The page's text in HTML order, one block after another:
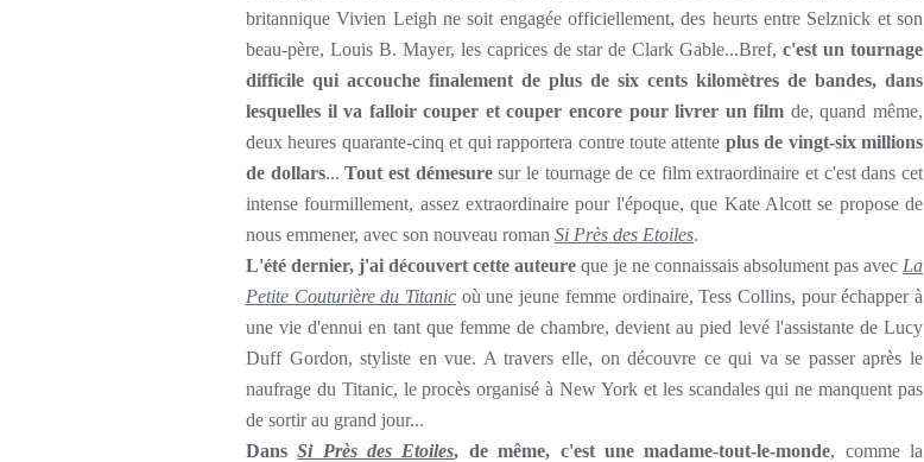
britannique Vivien Leigh ne soit engagée officiellement, des heurts entre Selznick et son
beau-père, Louis B. Mayer, les caprices de star de Clark Gable...Bref,c'est un tournage
difficile qui accouche finalement de plus de six cents kilomètres de bandes, dans
lesquelles il va falloir couper et couper encore pour livrer un film de, quand même,
deux heures quarante-cinq et qui rapportera contre toute attente plus de vingt-six millions
de dollars...Tout est démesuresur le tournage de ce film extraordinaire et c'est dans cet
intense fourmillement, assez extraordinaire pour l'époque, que Kate Alcott se propose de
nous emmener, avec son nouveau roman Si Près des Etoiles.
L'été dernier, j'ai découvert cette auteure que je ne connaissais absolument pas avec La
Petite Couturière du Titanic où une jeune femme ordinaire, Tess Collins, pour échapper à
une vie d'ennui en tant que femme de chambre, devient au pied levé l'assistante de Lucy
Duff Gordon, styliste en vue. A travers elle, on découvre ce qui va se passer après le
naufrage du Titanic, le procès organisé à New York et les scandales qui ne manquent pas
de sortir au grand jour...
DansSi Près des Etoiles, de même, c'est une madame-tout-le-monde, comme la